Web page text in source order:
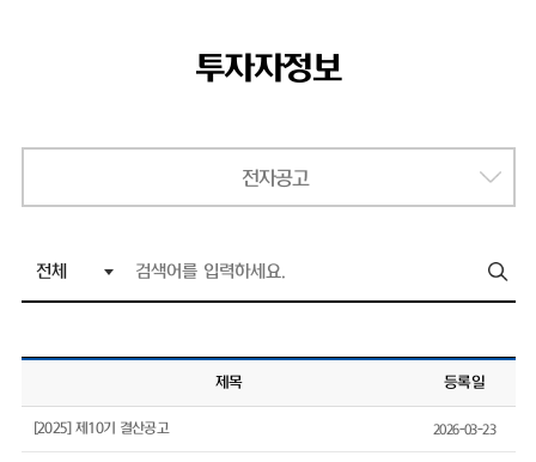
투자자정보
전자공고
제목 등록일
[2025] 제10기 결산공고 2026-03-23